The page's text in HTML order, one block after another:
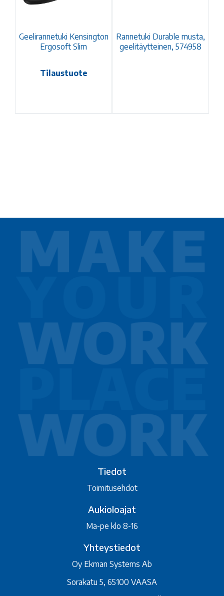
Geelirannetuki Kensington
Ergosoft Slim
Tilaustuote
Rannetuki Durable musta,
geelitäytteinen, 574958
Tiedot
Toimitusehdot
Aukioloajat
Ma-pe klo 8-16
Yhteystiedot
Oy Ekman Systems Ab
Sorakatu 5, 65100 VAASA